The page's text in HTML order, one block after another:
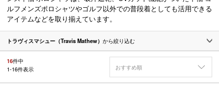
ルフメンズポロシャツやゴルフ以外での普段着としても活用できる
アイテムなどを取り揃えています。
トラヴィスマシュー（Travis Mathew） から絞り込む
16件中
1-16件表示 おすすめ順